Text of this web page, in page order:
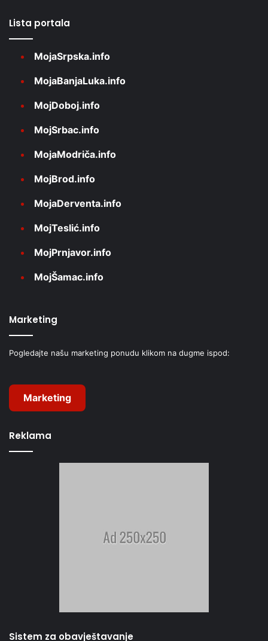
Lista portala
MojaSrpska.info
MojaBanjaLuka.info
MojDoboj.info
MojSrbac.info
MojaModriča.info
MojBrod.info
MojaDerventa.info
MojTeslić.info
MojPrnjavor.info
MojŠamac.info
Marketing
Pogledajte našu marketing ponudu klikom na dugme ispod:
Marketing
Reklama
Sistem za obavještavanje